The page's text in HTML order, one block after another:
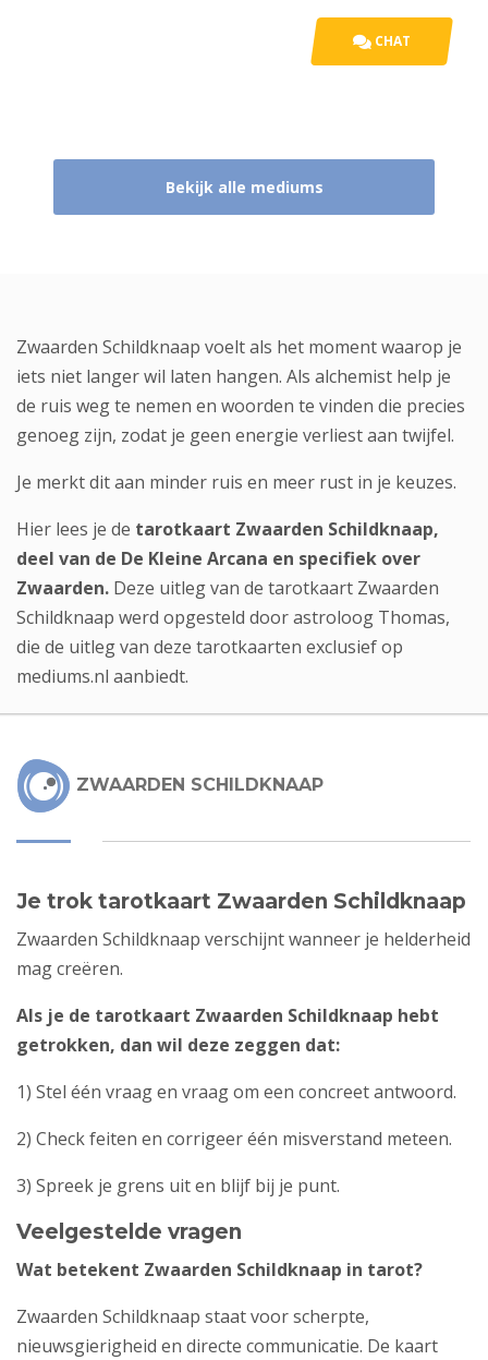
CHAT
Bekijk alle mediums
Zwaarden Schildknaap voelt als het moment waarop je
iets niet langer wil laten hangen. Als alchemist help je
de ruis weg te nemen en woorden te vinden die precies
genoeg zijn, zodat je geen energie verliest aan twijfel.
Je merkt dit aan minder ruis en meer rust in je keuzes.
Hier lees je de tarotkaart Zwaarden Schildknaap,
deel van de De Kleine Arcana en specifiek over
Zwaarden. Deze uitleg van de tarotkaart Zwaarden
Schildknaap werd opgesteld doorastroloog Thomas,
die de uitleg van deze tarotkaarten exclusief op
mediums.nl aanbiedt.
ZWAARDEN SCHILDKNAAP
Je trok tarotkaart Zwaarden Schildknaap
Zwaarden Schildknaap verschijnt wanneer je helderheid
mag creëren.
Als je de tarotkaart Zwaarden Schildknaap hebt
getrokken, dan wil deze zeggen dat:
1) Stel één vraag en vraag om een concreet antwoord.
2) Check feiten en corrigeer één misverstand meteen.
3) Spreek je grens uit en blijf bij je punt.
Veelgestelde vragen
Wat betekent Zwaarden Schildknaap in tarot?
Zwaarden Schildknaap staat voor scherpte,
nieuwsgierigheid en directe communicatie. De kaart